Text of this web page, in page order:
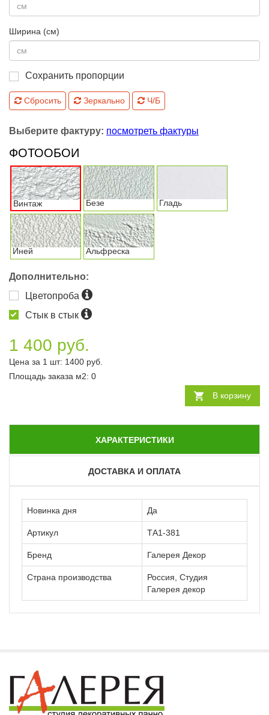
Ширина (см)
Сохранить пропорции
Сбросить Зеркально Ч/Б
Выберите фактуру: посмотреть фактуры
ФОТООБОИ
Винтаж Безе Гладь
Иней Альфреска
Дополнительно:
Цветопроба
Стык в стык
1 400 руб.
Цена за 1 шт: 1400 руб.
Площадь заказа м2: 0
В корзину
ХАРАКТЕРИСТИКИ
ДОСТАВКА И ОПЛАТА
Новинка дня Да
Артикул ТА1-381
Бренд Галерея Декор
Страна производства
Россия, Студия
Галерея декор